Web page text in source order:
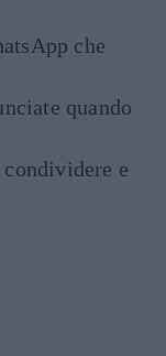
che
quando
e